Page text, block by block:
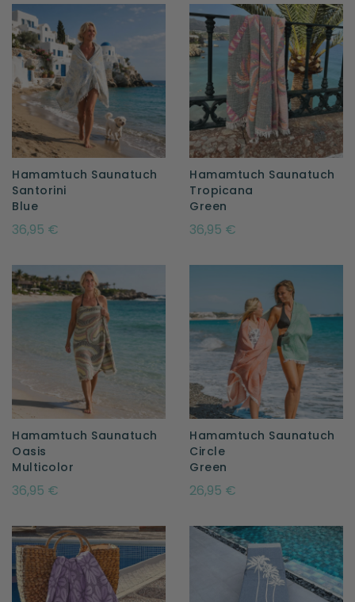
Hamamtuch Saunatuch
Santorini
Blue
36,95 €
Hamamtuch Saunatuch
Tropicana
Green
36,95 €
Hamamtuch Saunatuch
Oasis
Multicolor
36,95 €
Hamamtuch Saunatuch
Circle
Green
26,95 €